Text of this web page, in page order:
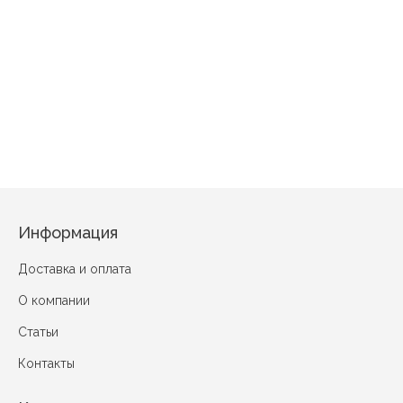
Информация
Доставка и оплата
О компании
Статьи
Контакты